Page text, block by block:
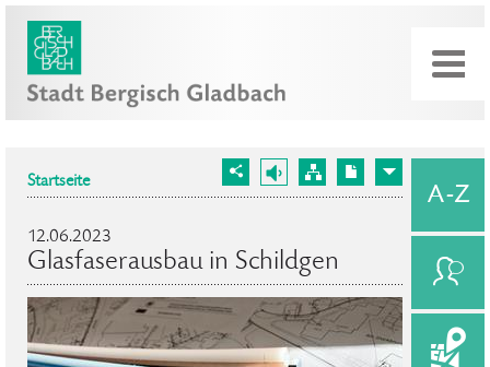
Startseite
12.06.2023
Glasfaserausbau in Schildgen